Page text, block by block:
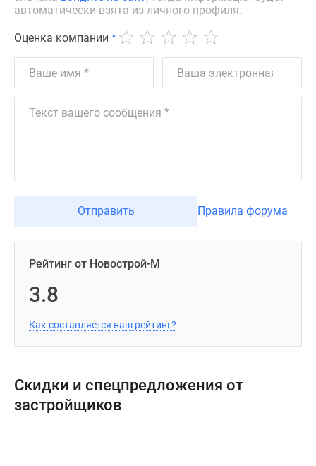
автоматически взята из личного профиля.
Оценка компании *
Отправить Правила форума
Рейтинг от Новострой-М
3.8
Как составляется наш рейтинг?
Скидки и спецпредложения от
застройщиков